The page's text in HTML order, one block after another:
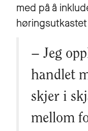
med på å
– Jeg
handlet
skjer i
mellom